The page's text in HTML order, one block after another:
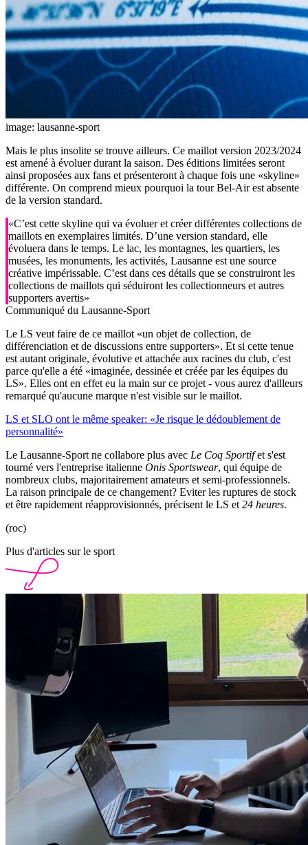
image: lausanne-sport
Mais le plus insolite se trouve ailleurs. Ce maillot version 2023/2024
est amené à évoluer durant la saison. Des éditions limitées seront
ainsi proposées aux fans et présenteront à chaque fois une «skyline»
différente. On comprend mieux pourquoi la tour Bel-Air est absente
de la version standard.
«C’est cette skyline qui va évoluer et créer différentes collections de
maillots en exemplaires limités. D’une version standard, elle
évoluera dans le temps. Le lac, les montagnes, les quartiers, les
musées, les monuments, les activités, Lausanne est une source
créative impérissable. C’est dans ces détails que se construiront les
collections de maillots qui séduiront les collectionneurs et autres
supporters avertis»
Communiqué du Lausanne-Sport
Le LS veut faire de ce maillot «un objet de collection, de
différenciation et de discussions entre supporters». Et si cette tenue
est autant originale, évolutive et attachée aux racines du club, c'est
parce qu'elle a été «imaginée, dessinée et créée par les équipes du
LS». Elles ont en effet eu la main sur ce projet - vous aurez d'ailleurs
remarqué qu'aucune marque n'est visible sur le maillot.
LS et SLO ont le même speaker: «Je risque le dédoublement de
personnalité»
Le Lausanne-Sport ne collabore plus avec Le Coq Sportifet s'est
tourné vers l'entreprise italienne Onis Sportswear, qui équipe de
nombreux clubs, majoritairement amateurs et semi-professionnels.
La raison principale de ce changement? Eviter les ruptures de stock
et être rapidement réapprovisionnés, précisent le LS et 24 heures.
(roc)
Plus d'articles sur le sport